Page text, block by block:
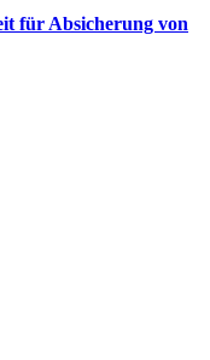
für Absicherung von